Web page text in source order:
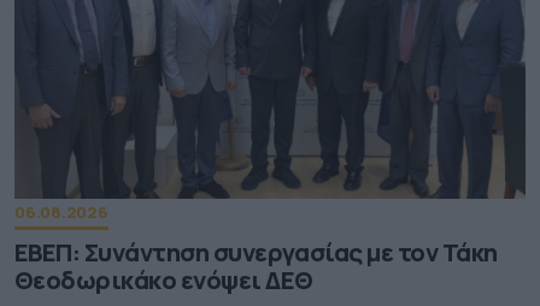
06.08.2026
ΕΒΕΠ: Συνάντηση συνεργασίας με τον Τάκη
Θεοδωρικάκο ενόψει ΔΕΘ